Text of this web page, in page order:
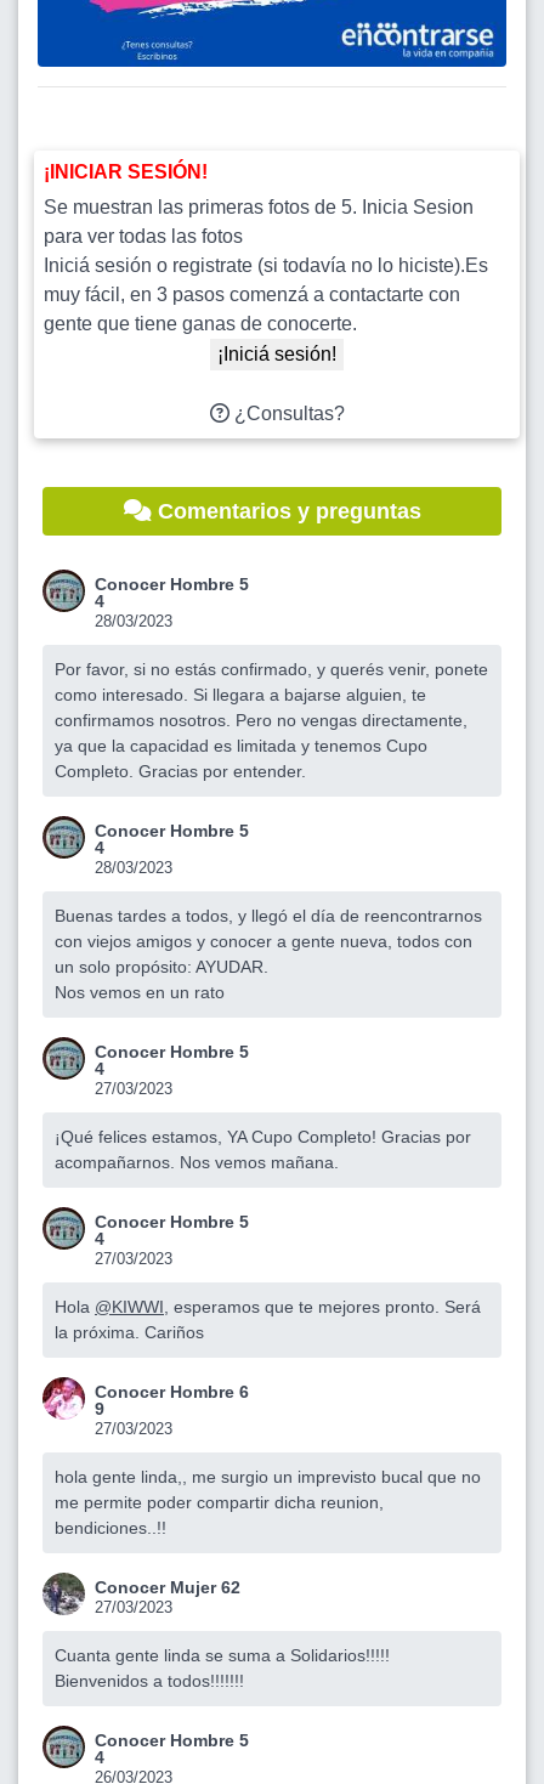
¡INICIAR SESIÓN!
Se muestran las primeras fotos de 5. Inicia Sesion
para ver todas las fotos
Iniciá sesión o registrate (si todavía no lo hiciste).Es
muy fácil, en 3 pasos comenzá a contactarte con
gente que tiene ganas de conocerte.
¡Iniciá sesión!
¿Consultas?
Comentarios y preguntas
Conocer Hombre 5
4
28/03/2023
Por favor, si no estás confirmado, y querés venir, ponete
como interesado. Si llegara a bajarse alguien, te
confirmamos nosotros. Pero no vengas directamente,
ya que la capacidad es limitada y tenemos Cupo
Completo. Gracias por entender.
Conocer Hombre 5
4
28/03/2023
Buenas tardes a todos, y llegó el día de reencontrarnos
con viejos amigos y conocer a gente nueva, todos con
un solo propósito: AYUDAR.
Nos vemos en un rato
Conocer Hombre 5
4
27/03/2023
¡Qué felices estamos, YA Cupo Completo! Gracias por
acompañarnos. Nos vemos mañana.
Conocer Hombre 5
4
27/03/2023
Hola @KIWWI , esperamos que te mejores pronto. Será
la próxima. Cariños
Conocer Hombre 6
9
27/03/2023
hola gente linda,, me surgio un imprevisto bucal que no
me permite poder compartir dicha reunion,
bendiciones..!!
Conocer Mujer 62
27/03/2023
Cuanta gente linda se suma a Solidarios!!!!!
Bienvenidos a todos!!!!!!!
Conocer Hombre 5
4
26/03/2023